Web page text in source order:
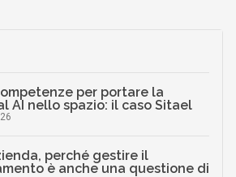
per portare la
AI nello spazio: il caso Sitael
perché gestire il
è anche una questione di